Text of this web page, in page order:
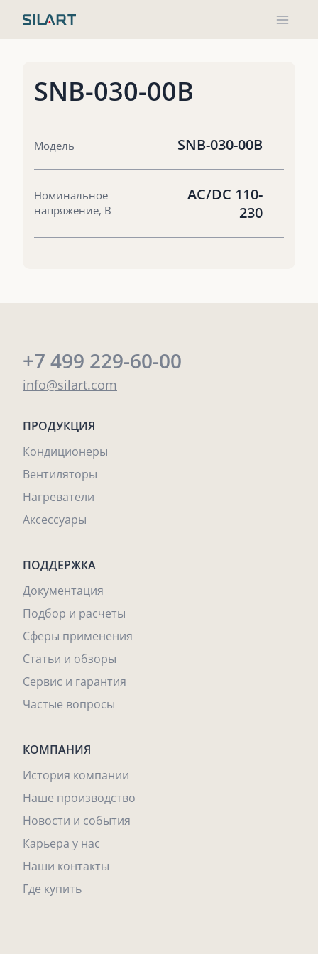
SNB-030-00B
Модель SNB-030-00B
Номинальное
напряжение, В
AC/DC 110-
230
+7 499 229-60-00
info@silart.com
ПРОДУКЦИЯ
Кондиционеры
Вентиляторы
Нагреватели
Аксессуары
ПОДДЕРЖКА
Документация
Подбор и расчеты
Сферы применения
Статьи и обзоры
Сервис и гарантия
Частые вопросы
КОМПАНИЯ
История компании
Наше производство
Новости и события
Карьера у нас
Наши контакты
Где купить